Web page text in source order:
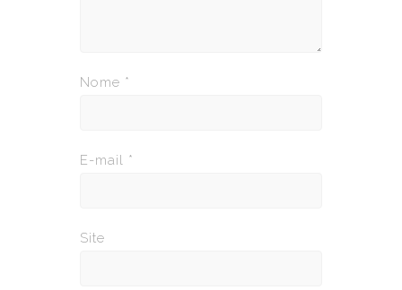
Nome *
E-mail *
Site